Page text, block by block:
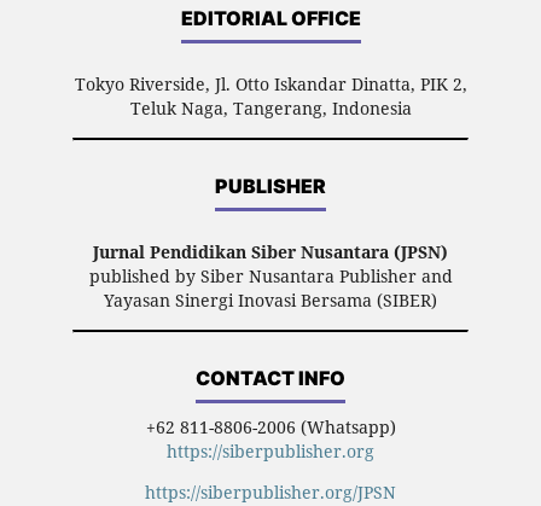
EDITORIAL OFFICE
Tokyo Riverside, Jl. Otto Iskandar Dinatta, PIK 2,
Teluk Naga, Tangerang, Indonesia
PUBLISHER
Jurnal Pendidikan Siber Nusantara (JPSN)
published by Siber Nusantara Publisher and
Yayasan Sinergi Inovasi Bersama (SIBER)
CONTACT INFO
+62 811-8806-2006 (Whatsapp)
https://siberpublisher.org
https://siberpublisher.org/JPSN